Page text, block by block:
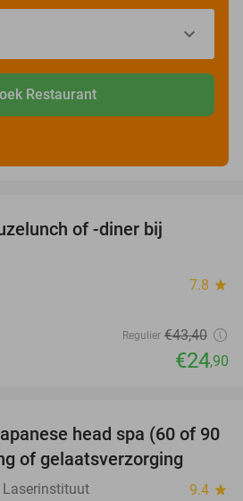
Restaurant
of -diner bij
7.8 star
Regulier €43,40
€24,90
44%
head spa (60 of 90
of gelaatsverzorging
Laserinstituut 9.4 star